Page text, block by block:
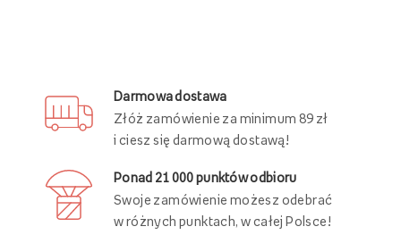
Darmowa dostawa
Złóż zamówienie za minimum 89 zł
i ciesz się darmową dostawą!
Ponad 21 000 punktów odbioru
Swoje zamówienie możesz odebrać
w różnych punktach, w całej Polsce!